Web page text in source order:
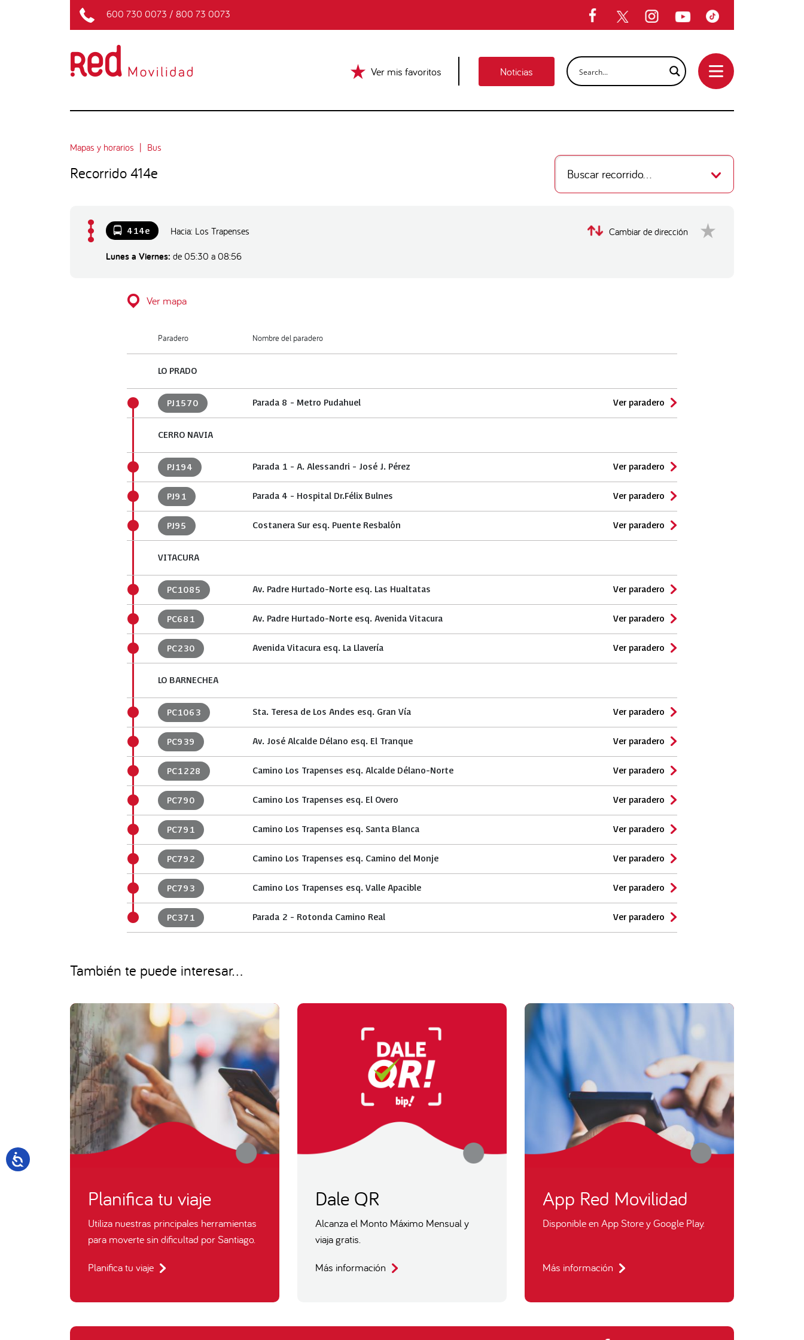
600 730 0073 / 800 73 0073
Ver mis favoritos Noticias
Mapas y horarios Bus
Recorrido 414e Buscar recorrido...
414e Hacia: Los Trapenses Cambiar de dirección
Lunes a Viernes: de 05:30 a 08:56
Ver mapa
Paradero Nombre del paradero
LO PRADO
PJ1570 Parada 8 - Metro Pudahuel Ver paradero
CERRO NAVIA
PJ194 Parada 1 - A. Alessandri - José J. Pérez Ver paradero
PJ91 Parada 4 - Hospital Dr.Félix Bulnes Ver paradero
PJ95 Costanera Sur esq. Puente Resbalón Ver paradero
VITACURA
PC1085 Av. Padre Hurtado-Norte esq. Las Hualtatas Ver paradero
PC681 Av. Padre Hurtado-Norte esq. Avenida Vitacura Ver paradero
PC230 Avenida Vitacura esq. La Llavería Ver paradero
LO BARNECHEA
PC1063 Sta. Teresa de Los Andes esq. Gran Vía Ver paradero
PC939 Av. José Alcalde Délano esq. El Tranque Ver paradero
PC1228 Camino Los Trapenses esq. Alcalde Délano-Norte Ver paradero
PC790 Camino Los Trapenses esq. El Overo Ver paradero
PC791 Camino Los Trapenses esq. Santa Blanca Ver paradero
PC792 Camino Los Trapenses esq. Camino del Monje Ver paradero
PC793 Camino Los Trapenses esq. Valle Apacible Ver paradero
PC371 Parada 2 - Rotonda Camino Real Ver paradero
También te puede interesar...
Planifica tu viaje
Utiliza nuestras principales herramientas
para moverte sin dificultad por Santiago.
Planifica tu viaje
Dale QR
Alcanza el Monto Máximo Mensual y
viaja gratis.
Más información
App Red Movilidad
Disponible en App Store y Google Play.
Más información